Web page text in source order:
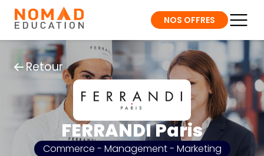
NOS OFFRES
FERRANDI Paris
Commerce - Management - Marketing
Retour